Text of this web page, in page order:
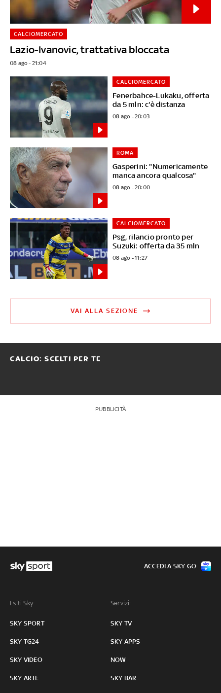
Lazio-Ivanovic, trattativa bloccata
CALCIOMERCATO
08 ago - 21:04
Fenerbahce-Lukaku, offerta
da 5 mln: c'è distanza
CALCIOMERCATO
08 ago - 20:03
Gasperini: "Numericamente
manca ancora qualcosa"
ROMA
08 ago - 20:00
Psg, rilancio pronto per
Suzuki: offerta da 35 mln
CALCIOMERCATO
08 ago - 11:27
VAI ALLA SEZIONE
CALCIO: SCELTI PER TE
PUBBLICITÀ
I siti Sky:
SKY SPORT
SKY TG24
SKY VIDEO
SKY ARTE
Servizi:
SKY TV
SKY APPS
NOW
SKY BAR
ACCEDI A SKY GO